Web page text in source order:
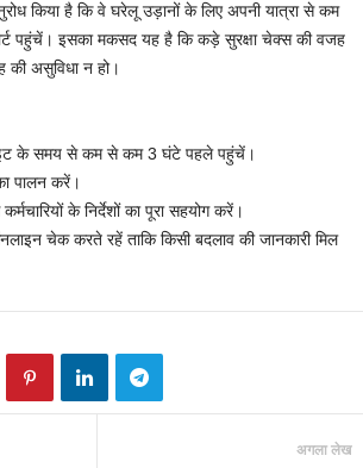
किया है कि वे घरेलू उड़ानों के लिए अपनी यात्रा से कम
पहुंचें। इसका मकसद यह है कि कड़े सुरक्षा चेक्स की वजह
की असुविधा न हो।
के समय से कम से कम 3 घंटे पहले पहुंचें।
पालन करें।
के निर्देशों का पूरा सहयोग करें।
चेक करते रहें ताकि किसी बदलाव की जानकारी मिल
अगला लेख